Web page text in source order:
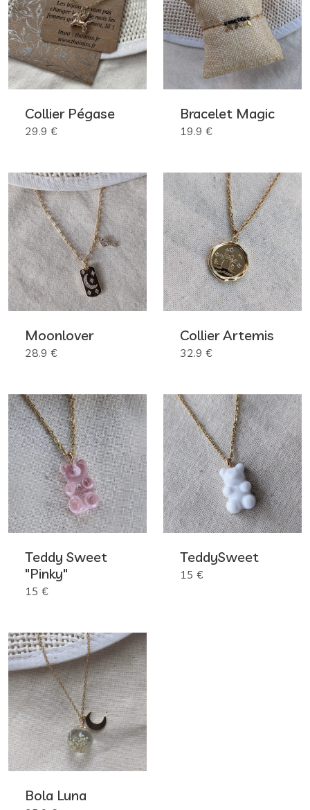
Collier Pégase
29.9 €
Bracelet Magic
19.9 €
Moonlover
28.9 €
Collier Artemis
32.9 €
Teddy Sweet
"Pinky"
15 €
TeddySweet
15 €
Bola Luna